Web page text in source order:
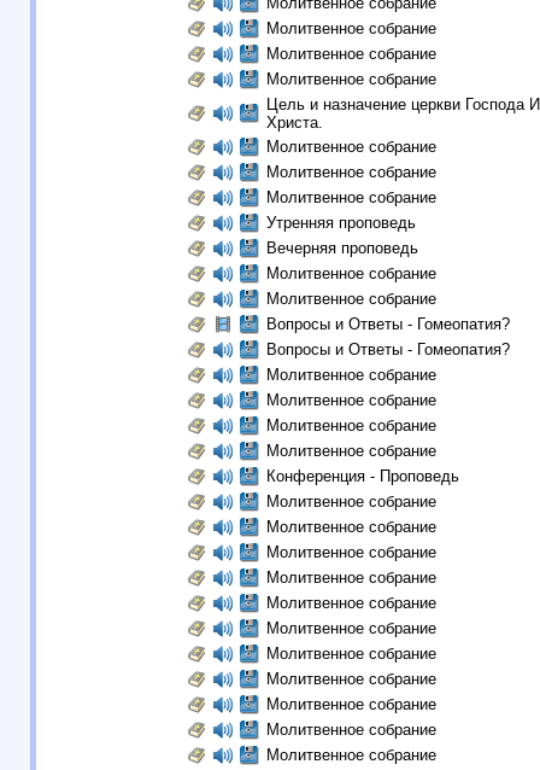
Молитвенное собрание
Молитвенное собрание
Молитвенное собрание
Цель и назначение церкви Господа
Христа.
Молитвенное собрание
Молитвенное собрание
Молитвенное собрание
Утренняя проповедь
Вечерняя проповедь
Молитвенное собрание
Молитвенное собрание
Вопросы и Ответы - Гомеопатия?
Вопросы и Ответы - Гомеопатия?
Молитвенное собрание
Молитвенное собрание
Молитвенное собрание
Молитвенное собрание
Конференция - Проповедь
Молитвенное собрание
Молитвенное собрание
Молитвенное собрание
Молитвенное собрание
Молитвенное собрание
Молитвенное собрание
Молитвенное собрание
Молитвенное собрание
Молитвенное собрание
Молитвенное собрание
Молитвенное собрание